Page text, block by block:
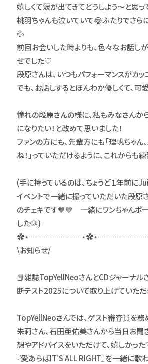
嬉しくて涙が出てきてどうしよう〜と思っ
桃羽ちゃんも泣いていて😂ふたりでさら
💦
前回お会いした時よりも、色々なお話し
せでした♡
段原さんは、いつもパフォーマンスがカ
でも、お話しするとほんわか優しくて、可
憧れの段原さんの様に、私もみなさんか
になりたい！と改めて思いました！
ファンの方にも、先輩方にも「理帆ちゃん
ね！」っていただけるように、これからも
(手に持っているのは、ちょうど１年前に
イベントで一緒に撮っていただいた段原
のチェキです🧡💙 一緒にワンちゃんポ
した🐶)
\お知らせ/
📕雑誌TopYellNeoさんとCDジャーナル
断テスト2025について取り上げていただ
TopYellNeoさんでは、ゲスト審査員を務
朱莉さん、石田亜佑美さんから当日お聞
想やアドバイスをいただけて、嬉しかった
『愛あらばIT'S ALL RIGHT』を一緒に歌